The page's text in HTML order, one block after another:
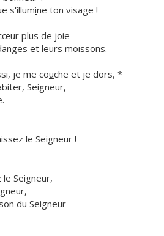
s'illumine ton visage !
ur plus de joie
anges et leurs moissons.
je me couche et je dors, *
Seigneur,
le Seigneur !
le Seigneur,
on du Seigneur